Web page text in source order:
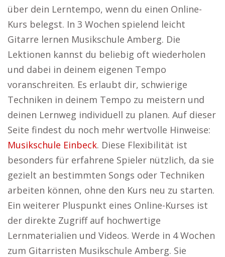
über dein Lerntempo, wenn du einen Online-
Kurs belegst. In 3 Wochen spielend leicht
Gitarre lernen Musikschule Amberg. Die
Lektionen kannst du beliebig oft wiederholen
und dabei in deinem eigenen Tempo
voranschreiten. Es erlaubt dir, schwierige
Techniken in deinem Tempo zu meistern und
deinen Lernweg individuell zu planen. Auf dieser
Seite findest du noch mehr wertvolle Hinweise:
Musikschule Einbeck. Diese Flexibilität ist
besonders für erfahrene Spieler nützlich, da sie
gezielt an bestimmten Songs oder Techniken
arbeiten können, ohne den Kurs neu zu starten.
Ein weiterer Pluspunkt eines Online-Kurses ist
der direkte Zugriff auf hochwertige
Lernmaterialien und Videos. Werde in 4 Wochen
zum Gitarristen Musikschule Amberg. Sie